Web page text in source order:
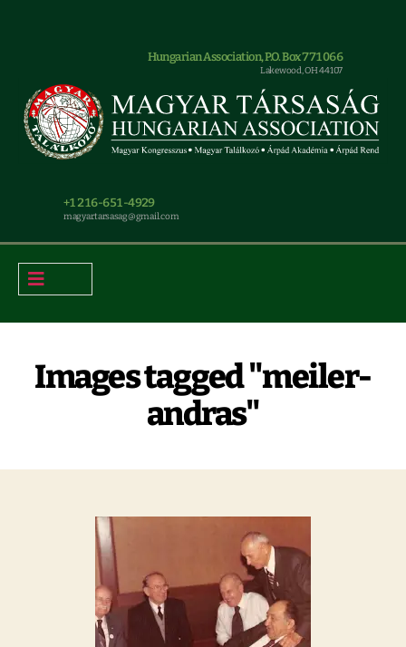
Hungarian Association, P.O. Box 771066
Lakewood, OH 44107
+1 216-651-4929
magyar.tarsasag@gmail.com
Images tagged "meiler-
andras"